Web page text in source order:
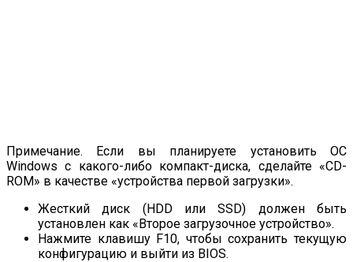
Примечание. Если вы планируете установить ОС
Windows с какого-либо компакт-диска, сделайте «CD-
ROM» в качестве «устройства первой загрузки».
Жесткий диск (HDD или SSD) должен быть
установлен как «Второе загрузочное устройство».
Нажмите клавишу F10, чтобы сохранить текущую
конфигурацию и выйти из BIOS.